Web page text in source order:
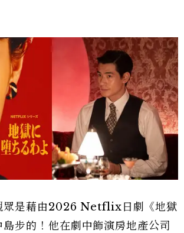
眾是藉由2026 Netflix日劇《地獄
島步的！他在劇中飾演房地產公司